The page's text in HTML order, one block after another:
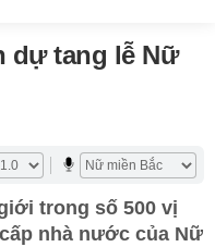
dự tang lễ Nữ
trong số 500 vị
nhà nước của Nữ